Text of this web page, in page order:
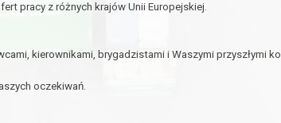
pracy z różnych krajów Unii Europejskiej.
kierownikami, brygadzistami i Waszymi przyszłymi
oczekiwań.